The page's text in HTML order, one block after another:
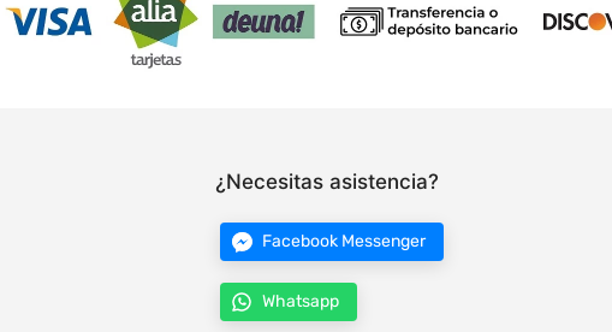
¿Necesitas asistencia?
Facebook Messenger
Whatsapp